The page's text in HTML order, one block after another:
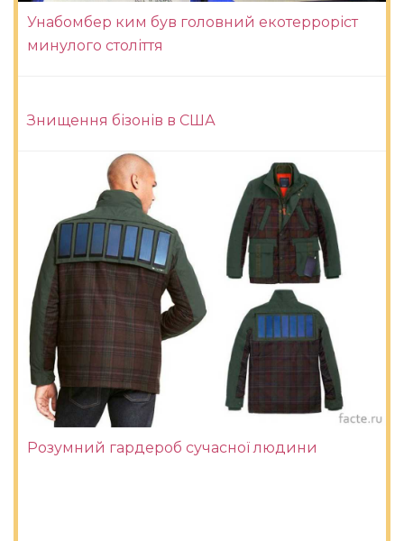
Унабомбер ким був головний екотерроріст
минулого століття
Знищення бізонів в США
Розумний гардероб сучасної людини